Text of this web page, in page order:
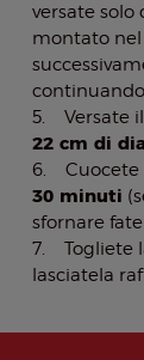
versate
montato nel
5. Versate
22 cm di
6. Cuocete
30 minuti
sfornare
7. Togliete
lasciatela